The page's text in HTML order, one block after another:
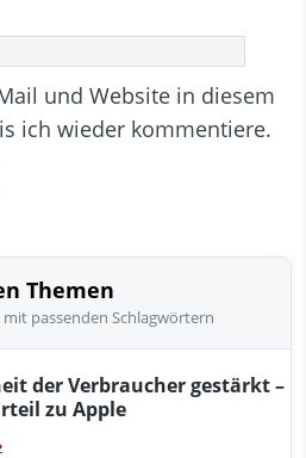
und Website in diesem
ich wieder kommentiere.
Themen
passenden Schlagwörtern
der Verbraucher gestärkt –
zu Apple